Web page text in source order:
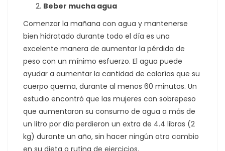
Beber mucha agua
Comenzar la mañana con agua y mantenerse
bien hidratado durante todo el día es una
excelente manera de aumentar la pérdida de
peso con un mínimo esfuerzo. El agua puede
ayudar a aumentar la cantidad de calorías que su
cuerpo quema, durante al menos 60 minutos. Un
estudio encontró que las mujeres con sobrepeso
que aumentaron su consumo de agua a más de
un litro por día perdieron un extra de 4.4 libras (2
kg) durante un año, sin hacer ningún otro cambio
en su dieta o rutina de ejercicios.